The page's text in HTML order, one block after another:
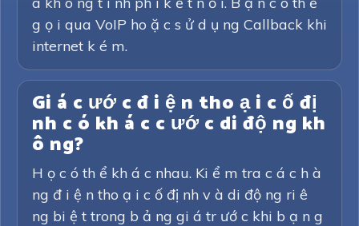
g ọ i qua VoIP ho ặ c s ử d ụ ng Callback khi
internet k é m.
Gi á c ướ c đ i ệ n tho ạ i c ố đị
nh c ó kh á c c ướ c di độ ng kh
ô ng?
H ọ c ó th ể kh á c nhau. Ki ể m tra c á c h à
ng đ i ệ n tho ạ i c ố đị nh v à di độ ng ri ê
ng bi ệ t trong b ả ng gi á tr ướ c khi b ạ n g